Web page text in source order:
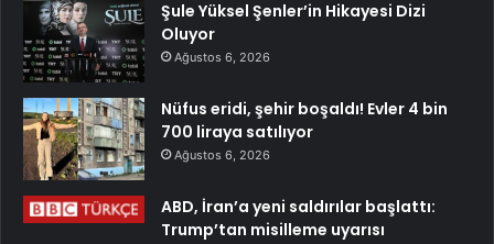
Şule Yüksel Şenler’in Hikayesi Dizi
Oluyor
Ağustos 6, 2026
Nüfus eridi, şehir boşaldı! Evler 4 bin
700 liraya satılıyor
Ağustos 6, 2026
ABD, İran’a yeni saldırılar başlattı:
Trump’tan misilleme uyarısı